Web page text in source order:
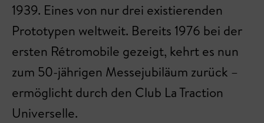
1939. Eines von nur drei existierenden
Prototypen weltweit. Bereits 1976 bei der
ersten Rétromobile gezeigt, kehrt es nun
zum 50-jährigen Messejubiläum zurück –
ermöglicht durch den Club La Traction
Universelle.